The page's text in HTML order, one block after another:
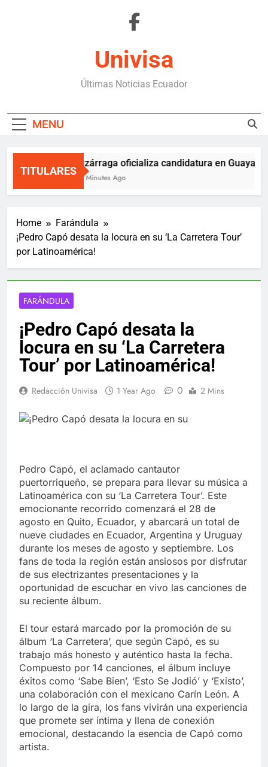
Univisa
Últimas Noticias Ecuador
MENU
TITULARES
Luzárraga oficializa candidatura en
40 Minutes Ago
Home
Farándula
¡Pedro Capó desata la locura en su ‘La Carretera Tour’
por Latinoamérica!
FARÁNDULA
¡Pedro Capó desata la
locura en su ‘La Carretera
Tour’ por Latinoamérica!
Redacción Univisa 1 Year Ago 0 2 Mins
Pedro Capó, el aclamado cantautor
puertorriqueño, se prepara para llevar su música a
Latinoamérica con su ‘La Carretera Tour’. Este
emocionante recorrido comenzará el 28 de
agosto en Quito, Ecuador, y abarcará un total de
nueve ciudades en Ecuador, Argentina y Uruguay
durante los meses de agosto y septiembre. Los
fans de toda la región están ansiosos por disfrutar
de sus electrizantes presentaciones y la
oportunidad de escuchar en vivo las canciones de
su reciente álbum.
El tour estará marcado por la promoción de su
álbum ‘La Carretera’, que según Capó, es su
trabajo más honesto y auténtico hasta la fecha.
Compuesto por 14 canciones, el álbum incluye
éxitos como ‘Sabe Bien’, ‘Esto Se Jodió’ y ‘Existo’,
una colaboración con el mexicano Carín León. A
lo largo de la gira, los fans vivirán una experiencia
que promete ser íntima y llena de conexión
emocional, destacando la esencia de Capó como
artista.